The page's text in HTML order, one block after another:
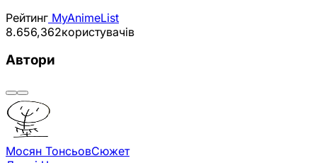
Рейтинг MyAnimeList
8.656,362користувачів
Автори
Мосян ТонсьовСюжет